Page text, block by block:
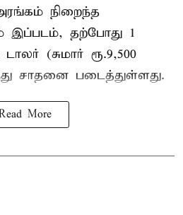
நிறைந்த
இப்படம், தற்போது 1
(சுமார் ரூ.9,500
சாதனை படைத்துள்ளது.
More